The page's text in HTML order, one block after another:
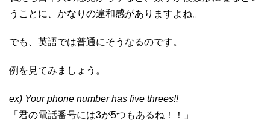
うことに、かなりの違和感がありますよね。
でも、英語では普通にそうなるのです。
例を見てみましょう。
ex) Your phone number has five threes!!
「君の電話番号には3が5つもあるね！！」